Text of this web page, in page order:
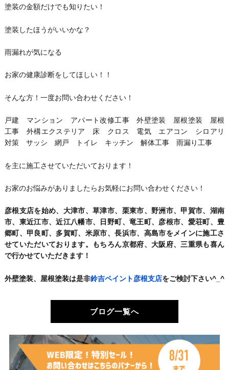
塗装の金額だけでも知りたい！
塗装したほうがいいかな？
雨漏れが気になる
お家の健康診断をしてほしい！！
そんな方！一度お問い合わせください！
戸建 マンション アパート改修工事 外壁塗装 屋根塗装 屋根
工事 外構エクステリア 床 クロス 電気 エアコン シロアリ
対策 サッシ 網戸 トイレ キッチン 解体工事 雨漏り工事
を主に施工させていただいております！
お家のお悩みがありましたらお気軽にお問い合わせください！
彦根支店を始め、大津市、草津市、栗東市、野洲市、甲賀市、湖南
市、東近江市、近江八幡市、日野町、竜王町、彦根市、愛荘町、豊
郷町、甲良町、多賀町、米原市、長浜市、高島市をメインに施工さ
せていただいております。もちろん京都府、大阪府、三重県も喜ん
で行かせていただきます！
外壁塗装、屋根塗装は是非鈴吉ペイント彦根支店をご検討下さい^_^
ブログ一覧へ